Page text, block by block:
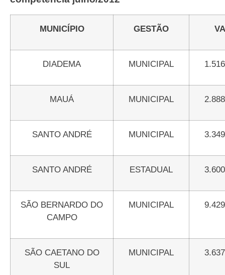
MUNICÍPIO GESTÃO
DIADEMA MUNICIPAL
MAUÁ MUNICIPAL
SANTO ANDRÉ MUNICIPAL
SANTO ANDRÉ ESTADUAL
SÃO BERNARDO DO
CAMPO
MUNICIPAL
SÃO CAETANO DO
SUL
MUNICIPAL